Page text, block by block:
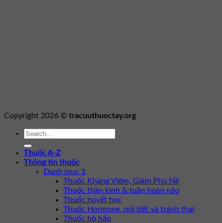
Copyright 2026 © tracuuthuoctay.org
Thuốc A-Z
Thông tin thuốc
Danh mục 1
Thuốc Kháng Viêm, Giảm Phù Nề
Thuốc thần kinh & tuần hoàn não
Thuốc huyết học
Thuốc Hormone, nội tiết và tránh thai
Thuốc hô hấp